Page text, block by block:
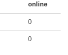
online
0
0